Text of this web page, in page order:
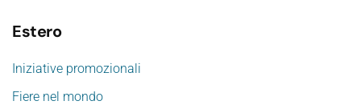
Estero
Iniziative promozionali
Fiere nel mondo